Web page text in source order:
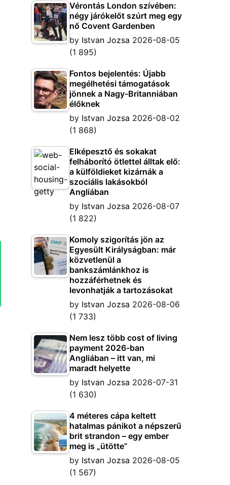
Vérontás London szívében:
négy járókelőt szúrt meg egy
nő Covent Gardenben
by Istvan Jozsa 2026-08-05
(1 895)
Fontos bejelentés: Újabb
megélhetési támogatások
jönnek a Nagy-Britanniában
élőknek
by Istvan Jozsa 2026-08-02
(1 868)
Elképesztő és sokakat
felháborító ötlettel álltak elő:
a külföldieket kizárnák a
szociális lakásokból
Angliában
by Istvan Jozsa 2026-08-07
(1 822)
Komoly szigorítás jön az
Egyesült Királyságban: már
közvetlenül a
bankszámlánkhoz is
hozzáférhetnek és
levonhatják a tartozásokat
by Istvan Jozsa 2026-08-06
(1 733)
Nem lesz több cost of living
payment 2026-ban
Angliában – itt van, mi
maradt helyette
by Istvan Jozsa 2026-07-31
(1 630)
4 méteres cápa keltett
hatalmas pánikot a népszerű
brit strandon – egy ember
meg is „ütötte”
by Istvan Jozsa 2026-08-05
(1 567)